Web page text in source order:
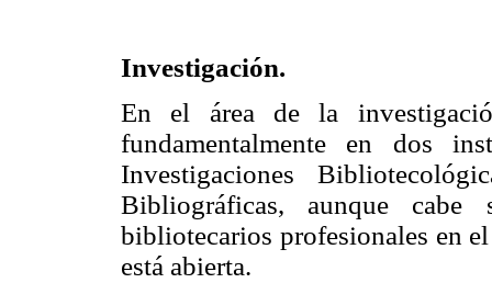
Investigación.
En el área de la
fundamentalmente en dos
Investigaciones
Bibliográficas, aunque
bibliotecarios profesionales en
está abierta.